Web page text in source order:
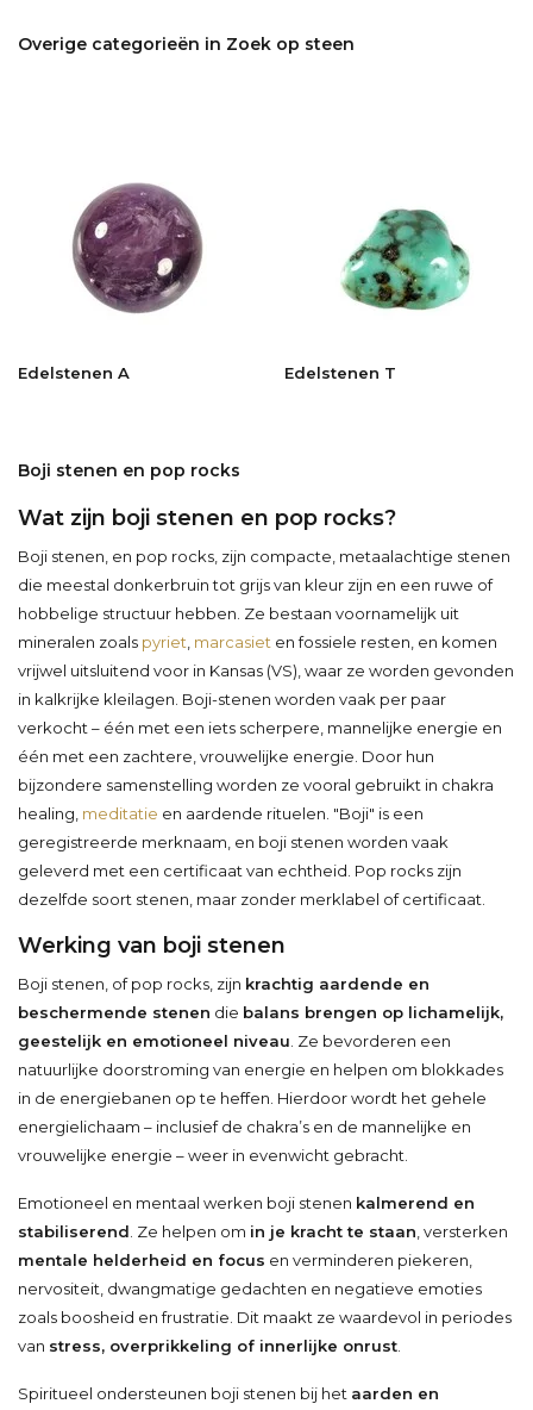
Overige categorieën in Zoek op steen
Edelstenen A Edelstenen T
Boji stenen en pop rocks
Wat zijn boji stenen en pop rocks?
Boji stenen, en pop rocks, zijn compacte, metaalachtige stenen
die meestal donkerbruin tot grijs van kleur zijn en een ruwe of
hobbelige structuur hebben. Ze bestaan voornamelijk uit
mineralen zoals pyriet marcasiet en fossiele resten, en komen
vrijwel uitsluitend voor in Kansas (VS), waar ze worden gevonden
in kalkrijke kleilagen. Boji-stenen worden vaak per paar
verkocht – één met een iets scherpere, mannelijke energie en
één met een zachtere, vrouwelijke energie. Door hun
bijzondere samenstelling worden ze vooral gebruikt in chakra
healing, meditatie en aardende rituelen. "Boji" is een
geregistreerde merknaam, en boji stenen worden vaak
geleverd met een certificaat van echtheid. Pop rocks zijn
dezelfde soort stenen, maar zonder merklabel of certificaat.
Werking van boji stenen
Boji stenen, of pop rocks, zijn krachtig aardende en
beschermende stenen die balans brengen op lichamelijk,
geestelijk en emotioneel niveau . Ze bevorderen een
natuurlijke doorstroming van energie en helpen om blokkades
in de energiebanen op te heffen. Hierdoor wordt het gehele
energielichaam – inclusief de chakra’s en de mannelijke en
vrouwelijke energie – weer in evenwicht gebracht.
Emotioneel en mentaal werken boji stenen kalmerend en
stabiliserend . Ze helpen om in je kracht te staan , versterken
mentale helderheid en focus en verminderen piekeren,
nervositeit, dwangmatige gedachten en negatieve emoties
zoals boosheid en frustratie. Dit maakt ze waardevol in periodes
van stress, overprikkeling of innerlijke onrust
Spiritueel ondersteunen boji stenen bij het aarden en